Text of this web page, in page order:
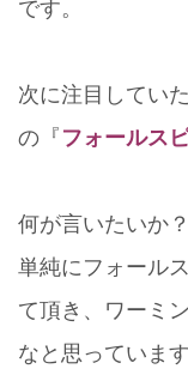
です。
次に注目してい
の『 フォールス
何が言いたいか
単純にフォール
て頂き、ワーミ
なと思っています